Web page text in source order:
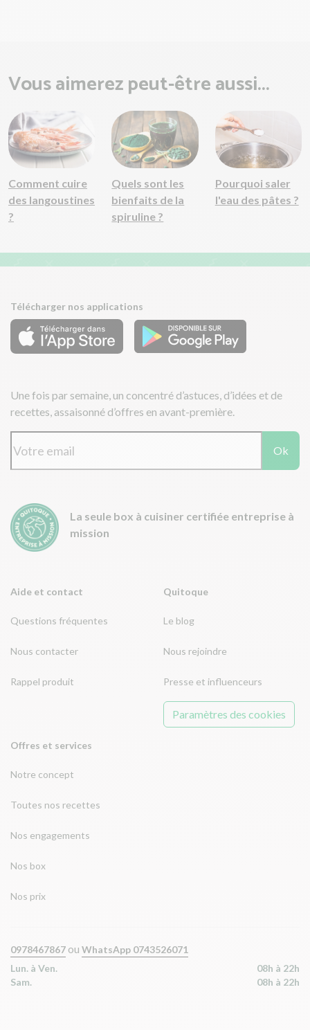
Vous aimerez peut-être aussi...
Comment cuire
des langoustines
?
Quels sont les
bienfaits de la
spiruline ?
Pourquoi saler
l'eau des pâtes ?
Aide et contact
Questions fréquentes
Nous contacter
Rappel produit
Offres et services
Notre concept
Toutes nos recettes
Nos engagements
Nos box
Nos prix
Quitoque
Le blog
Nous rejoindre
Presse et influenceurs
Paramètres des cookies
Télécharger nos applications
Une fois par semaine, un concentré d’astuces, d’idées et de
recettes, assaisonné d’offres en avant-première.
Ok
La seule box à cuisiner certifiée entreprise à
mission
0978467867 ou WhatsApp 0743526071
Lun. à Ven.
08h à 22h
Sam.
08h à 22h